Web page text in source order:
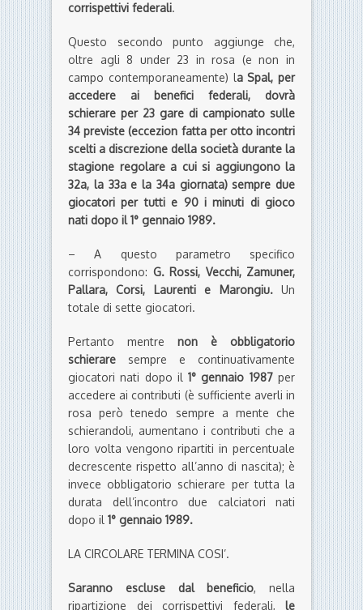
corrispettivi federali.
Questo secondo punto aggiunge che,
oltre agli 8 under 23 in rosa (e non in
campo contemporaneamente) la Spal, per
accedere ai benefici federali, dovrà
schierare per 23 gare di campionato sulle
34 previste (eccezion fatta per otto incontri
scelti a discrezione della società durante la
stagione regolare a cui si aggiungono la
32a, la 33a e la 34a giornata) sempre due
giocatori per tutti e 90 i minuti di gioco
nati dopo il 1° gennaio 1989.
– A questo parametro specifico
corrispondono: G. Rossi, Vecchi, Zamuner,
Pallara, Corsi, Laurenti e Marongiu. Un
totale di sette giocatori.
Pertanto mentre non è obbligatorio
schierare sempre e continuativamente
giocatori nati dopo il1° gennaio 1987per
accedere ai contributi (è sufficiente averli in
rosa però tenedo sempre a mente che
schierandoli, aumentano i contributi che a
loro volta vengono ripartiti in percentuale
decrescente rispetto all’anno di nascita); è
invece obbligatorio schierare per tutta la
durata dell’incontro due calciatori nati
dopo il 1° gennaio 1989.
LA CIRCOLARE TERMINA COSI’.
Saranno escluse dal beneficio, nella
ripartizione dei corrispettivi federali, le